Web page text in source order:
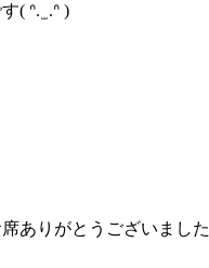
( ᐢ. ̫ .ᐢ )
ありがとうございました